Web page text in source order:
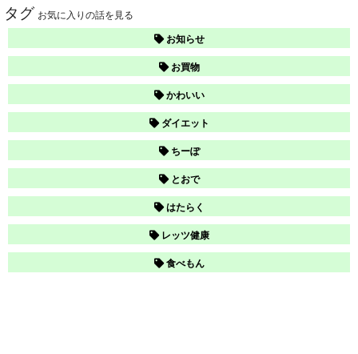
タグ お気に入りの話を見る
お知らせ
お買物
かわいい
ダイエット
ちーぽ
とおで
はたらく
レッツ健康
食べもん